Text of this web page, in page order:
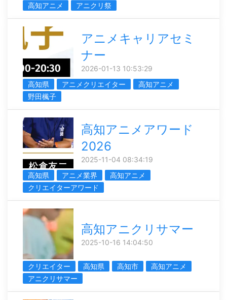
高知アニメ
アニクリ祭
アニメキャリアセミ
ナー
2026-01-13 10:53:29
高知県
アニメクリエイター
高知アニメ
野田楓子
高知アニメアワード
2026
2025-11-04 08:34:19
高知県
アニメ業界
高知アニメ
クリエイターアワード
高知アニクリサマー
2025-10-16 14:04:50
クリエイター 高知県 高知市
高知アニメ
アニクリサマー